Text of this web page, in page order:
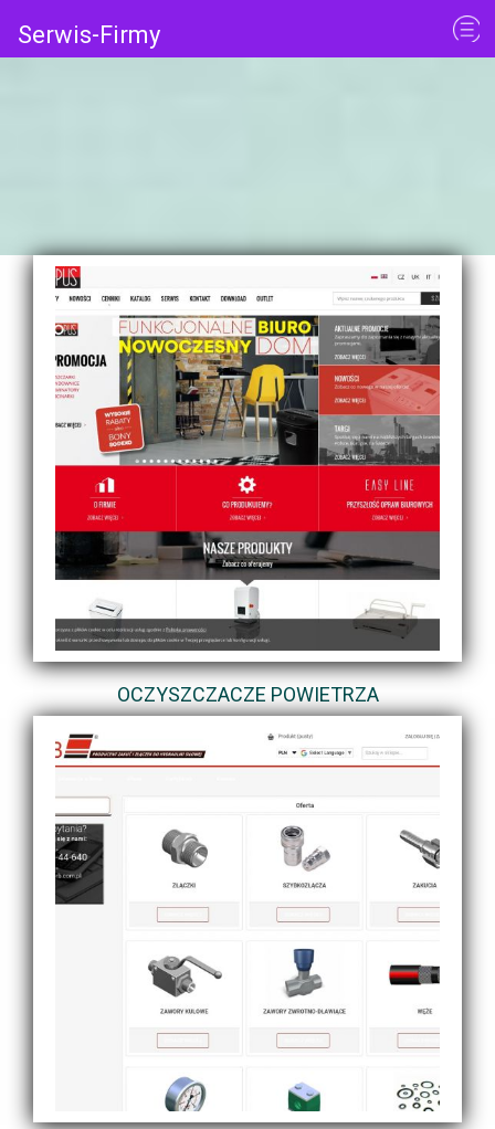
Serwis-Firmy
OCZYSZCZACZE POWIETRZA